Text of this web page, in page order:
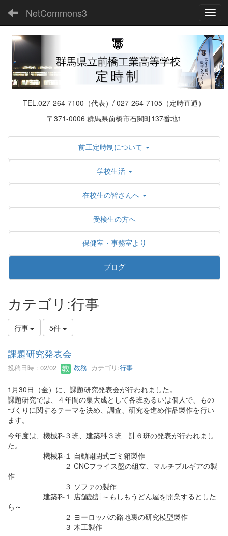
NetCommons3
TEL.027-264-7100（代表）/ 027-264-7105（定時直通）
〒371-0006 群馬県前橋市石関町137番地1
前工定時制について
学校生活
在校生の皆さんへ
受検生の方へ
保健室・事務室より
ブログ
カテゴリ:行事
行事 5件
課題研究発表会
投稿日時 : 02/02 教務 カテゴリ:行事
1月30日（金）に、課題研究発表会が行われました。
課題研究では、４年間の集大成として各班あるいは個人で、もの
づくりに関するテーマを決め、調査、研究を進め作品製作を行い
ます。
今年度は、機械科３班、建築科３班 計６班の発表が行われまし
た。
機械科１ 自動開閉式ゴミ箱製作
２ CNCフライス盤の組立、マルチプルギアの製
作
３ ソファの製作
建築科１ 店舗設計～もしもうどん屋を開業するとした
ら～
２ ヨーロッパの路地裏の研究模型製作
３ 木工製作